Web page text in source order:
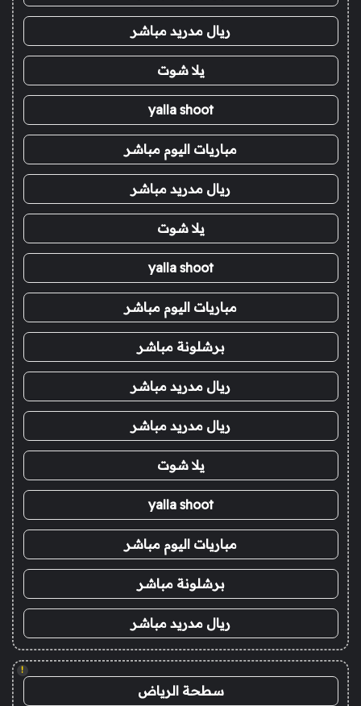
ريال مدريد مباشر
يلا شوت
yalla shoot
مباريات اليوم مباشر
ريال مدريد مباشر
يلا شوت
yalla shoot
مباريات اليوم مباشر
برشلونة مباشر
ريال مدريد مباشر
ريال مدريد مباشر
يلا شوت
yalla shoot
مباريات اليوم مباشر
برشلونة مباشر
ريال مدريد مباشر
!
سطحة الرياض